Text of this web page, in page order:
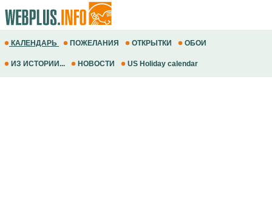
КАЛЕНДАРЬ ПОЖЕЛАНИЯ ОТКРЫТКИ ОБОИ
ИЗ ИСТОРИИ... НОВОСТИ US Holiday calendar